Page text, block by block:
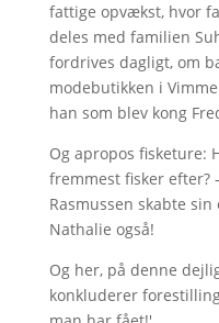
fattige opvækst, hvor
deles med familien
fordrives dagligt, om
modebutikken i
han som blev kong
Og apropos fisketure:
fremmest fisker efter?
Rasmussen skabte
Nathalie også!
Og her, på denne
konkluderer